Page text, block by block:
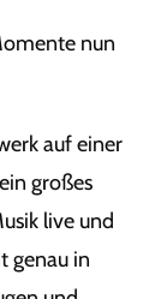
nun
auf einer
großes
live und
genau in